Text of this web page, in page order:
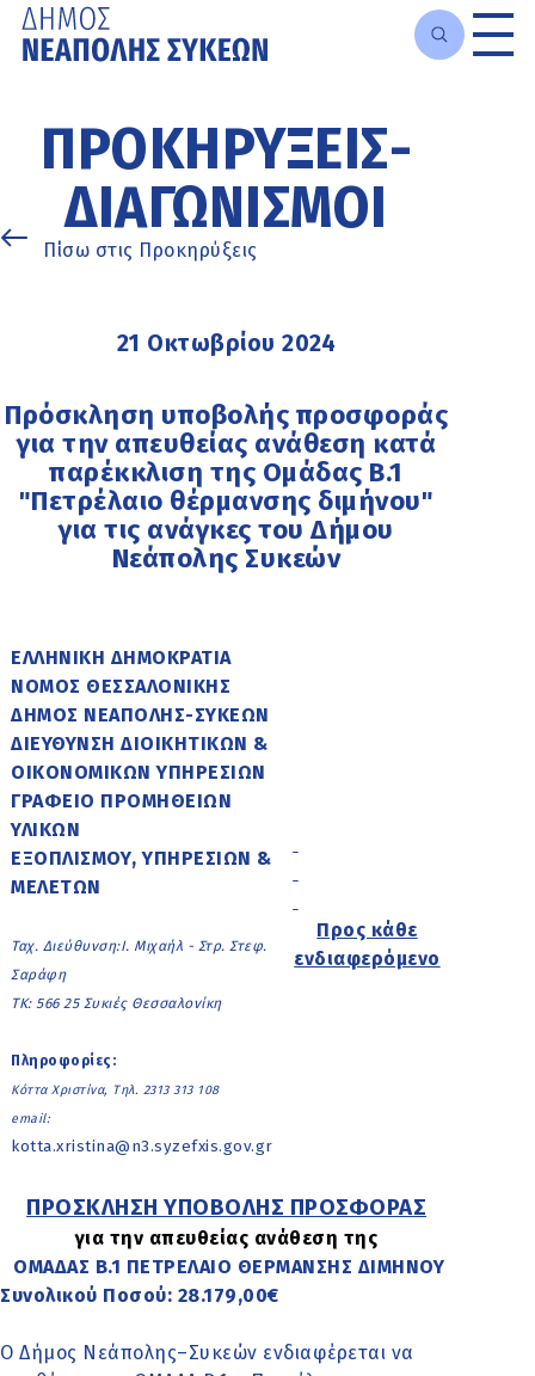
κυρίως
περιεχόμενο
ΠΡΟΚΗΡΎΞΕΙΣ-
ΔΙΑΓΩΝΙΣΜΟΊ
Πίσω στις Προκηρύξεις
21 Οκτωβρίου 2024
Πρόσκληση υποβολής προσφοράς
για την απευθείας ανάθεση κατά
παρέκκλιση της Ομάδας Β.1
"Πετρέλαιο θέρμανσης διμήνου"
για τις ανάγκες του Δήμου
Νεάπολης Συκεών
ΕΛΛΗΝΙΚΗ ΔΗΜΟΚΡΑΤΙΑ
ΝΟΜΟΣ ΘΕΣΣΑΛΟΝΙΚΗΣ
ΔΗΜΟΣ ΝΕΑΠΟΛΗΣ-ΣΥΚΕΩΝ
ΔΙΕΥΘΥΝΣΗ ΔΙΟΙΚΗΤΙΚΩΝ &
ΟΙΚΟΝΟΜΙΚΩΝ ΥΠΗΡΕΣΙΩΝ
ΓΡΑΦΕΙΟ ΠΡΟΜΗΘΕΙΩΝ
ΥΛΙΚΩΝ
ΕΞΟΠΛΙΣΜΟΥ, ΥΠΗΡΕΣΙΩΝ &
ΜΕΛΕΤΩΝ
Ταχ. Διεύθυνση:Ι. Μιχαήλ - Στρ. Στεφ.
Σαράφη
ΤΚ: 566 25 Συκιές Θεσσαλονίκη
Πληροφορίες:
Κόττα Χριστίνα, Τηλ. 2313 313 108
email:
kotta.xristina@n3.syzefxis.gov.gr
Προς κάθε
ενδιαφερόμενο
ΠΡΟΣΚΛΗΣΗ ΥΠΟΒΟΛΗΣ ΠΡΟΣΦΟΡΑΣ
για την απευθείας ανάθεση της
ΟΜΑΔΑΣ Β.1 ΠΕΤΡΕΛΑΙΟ ΘΕΡΜΑΝΣΗΣ ΔΙΜΗΝΟΥ
Συνολικού Ποσού: 28.179,00€
Ο Δήμος Νεάπολης–Συκεών ενδιαφέρεται να